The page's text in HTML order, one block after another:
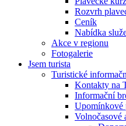
Rozvrh
Ceník
Nabídka
Akce v regionu
Fotogalerie
Jsem turista
Turistické
Kontakty na
Informační
Upomínkové
Volnočasové